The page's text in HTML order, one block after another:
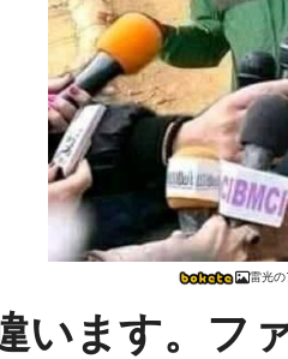
雷光の
います。フ